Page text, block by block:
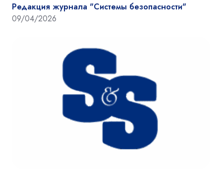
Редакция журнала "Системы безопасности"
09/04/2026